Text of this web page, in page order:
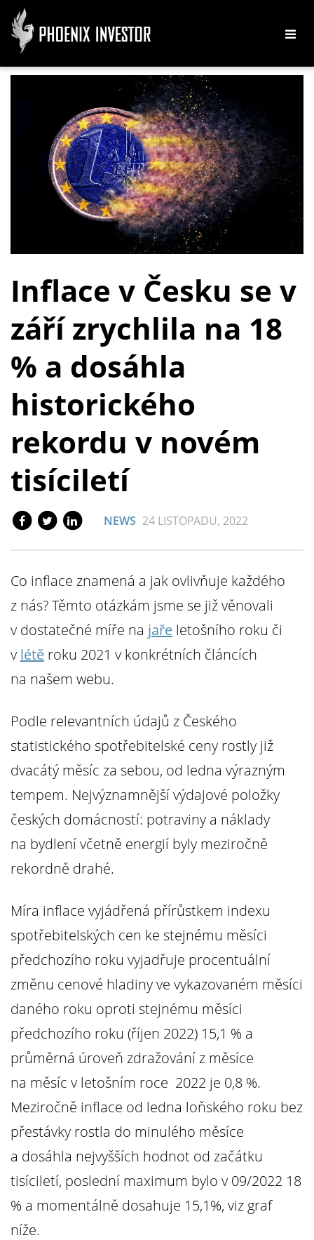
Inflace v Česku se v
září zrychlila na 18
% a dosáhla
historického
rekordu v novém
tisíciletí
NEWS 24 LISTOPADU, 2022
Co inflace znamená a jak ovlivňuje každého
z nás? Těmto otázkám jsme se již věnovali
v dostatečné míře na jaře letošního roku či
v létě roku 2021 v konkrétních článcích
na našem webu.
Podle relevantních údajů z Českého
statistického spotřebitelské ceny rostly již
dvacátý měsíc za sebou, od ledna výrazným
tempem. Nejvýznamnější výdajové položky
českých domácností: potraviny a náklady
na bydlení včetně energií byly meziročně
rekordně drahé.
Míra inflace vyjádřená přírůstkem indexu
spotřebitelských cen ke stejnému měsíci
předchozího roku vyjadřuje procentuální
změnu cenové hladiny ve vykazovaném měsíci
daného roku oproti stejnému měsíci
předchozího roku (říjen 2022) 15,1 % a
průměrná úroveň zdražování z měsíce
na měsíc v letošním roce 2022 je 0,8 %.
Meziročně inflace od ledna loňského roku bez
přestávky rostla do minulého měsíce
a dosáhla nejvyšších hodnot od začátku
tisíciletí, poslední maximum bylo v 09/2022 18
% a momentálně dosahuje 15,1%, viz graf
níže.